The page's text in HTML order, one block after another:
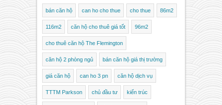
bán căn hộ can ho cho thue cho thue 86m2
116m2 căn hộ cho thuê giá tốt 96m2
cho thuê căn hộ The Flemington
căn hộ 2 phòng ngủ bán căn hộ giá thị trường
giá căn hộ can ho 3 pn căn hộ dịch vụ
TTTM Parkson chủ đầu tư kiến trúc